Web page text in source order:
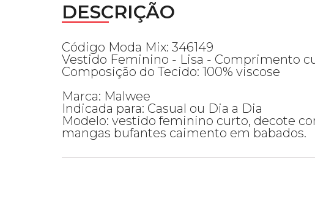
DESCRIÇÃO
Código Moda Mix: 346149
Vestido Feminino - Lisa - Comprimento
Composição do Tecido: 100% viscose
Marca: Malwee
Indicada para: Casual ou Dia a Dia
Modelo: vestido feminino curto, decote
mangas bufantes caimento em babados.